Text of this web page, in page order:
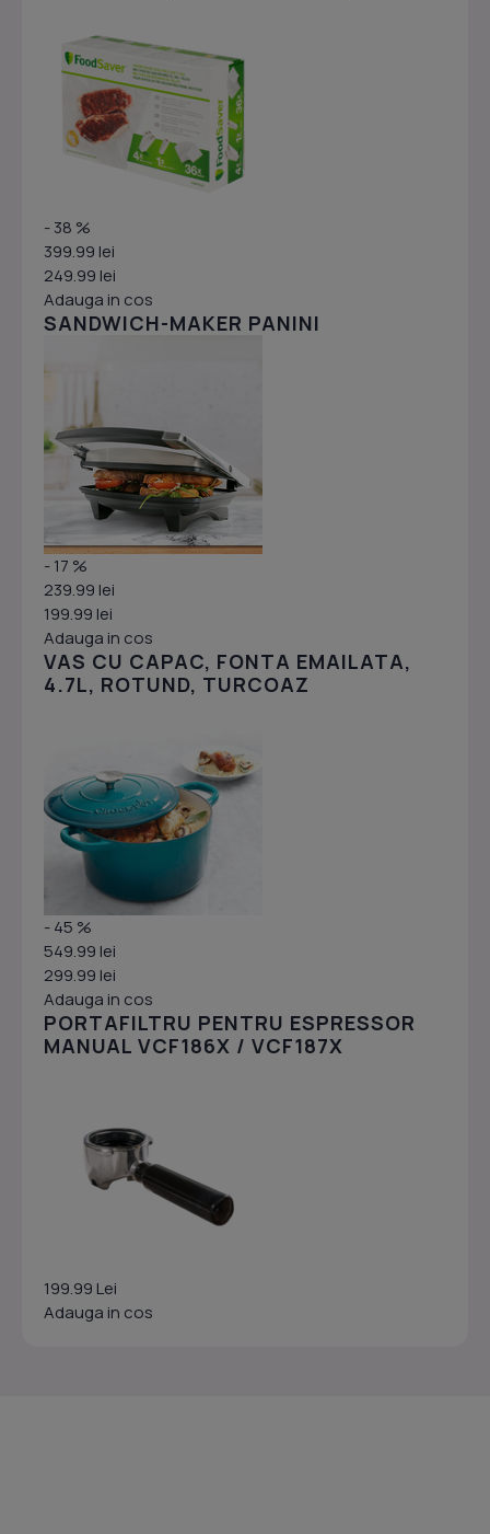
- 38 %
399.99 lei
249.99 lei
Adauga in cos
SANDWICH-MAKER PANINI
- 17 %
239.99 lei
199.99 lei
Adauga in cos
VAS CU CAPAC, FONTA EMAILATA,
4.7L, ROTUND, TURCOAZ
- 45 %
549.99 lei
299.99 lei
Adauga in cos
PORTAFILTRU PENTRU ESPRESSOR
MANUAL VCF186X / VCF187X
199.99 Lei
Adauga in cos